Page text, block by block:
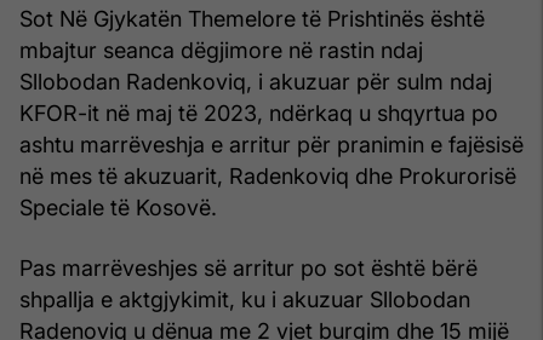
Sot Në Gjykatën Themelore të Prishtinës është
mbajtur seanca dëgjimore në rastin ndaj
Sllobodan Radenkoviq, i akuzuar për sulm ndaj
KFOR-it në maj të 2023, ndërkaq u shqyrtua po
ashtu marrëveshja e arritur për pranimin e fajësisë
në mes të akuzuarit, Radenkoviq dhe Prokurorisë
Speciale të Kosovë.
Pas marrëveshjes së arritur po sot është bërë
shpallja e aktgjykimit, ku i akuzuar Sllobodan
Radenoviq u dënua me 2 vjet burgim dhe 15 mijë